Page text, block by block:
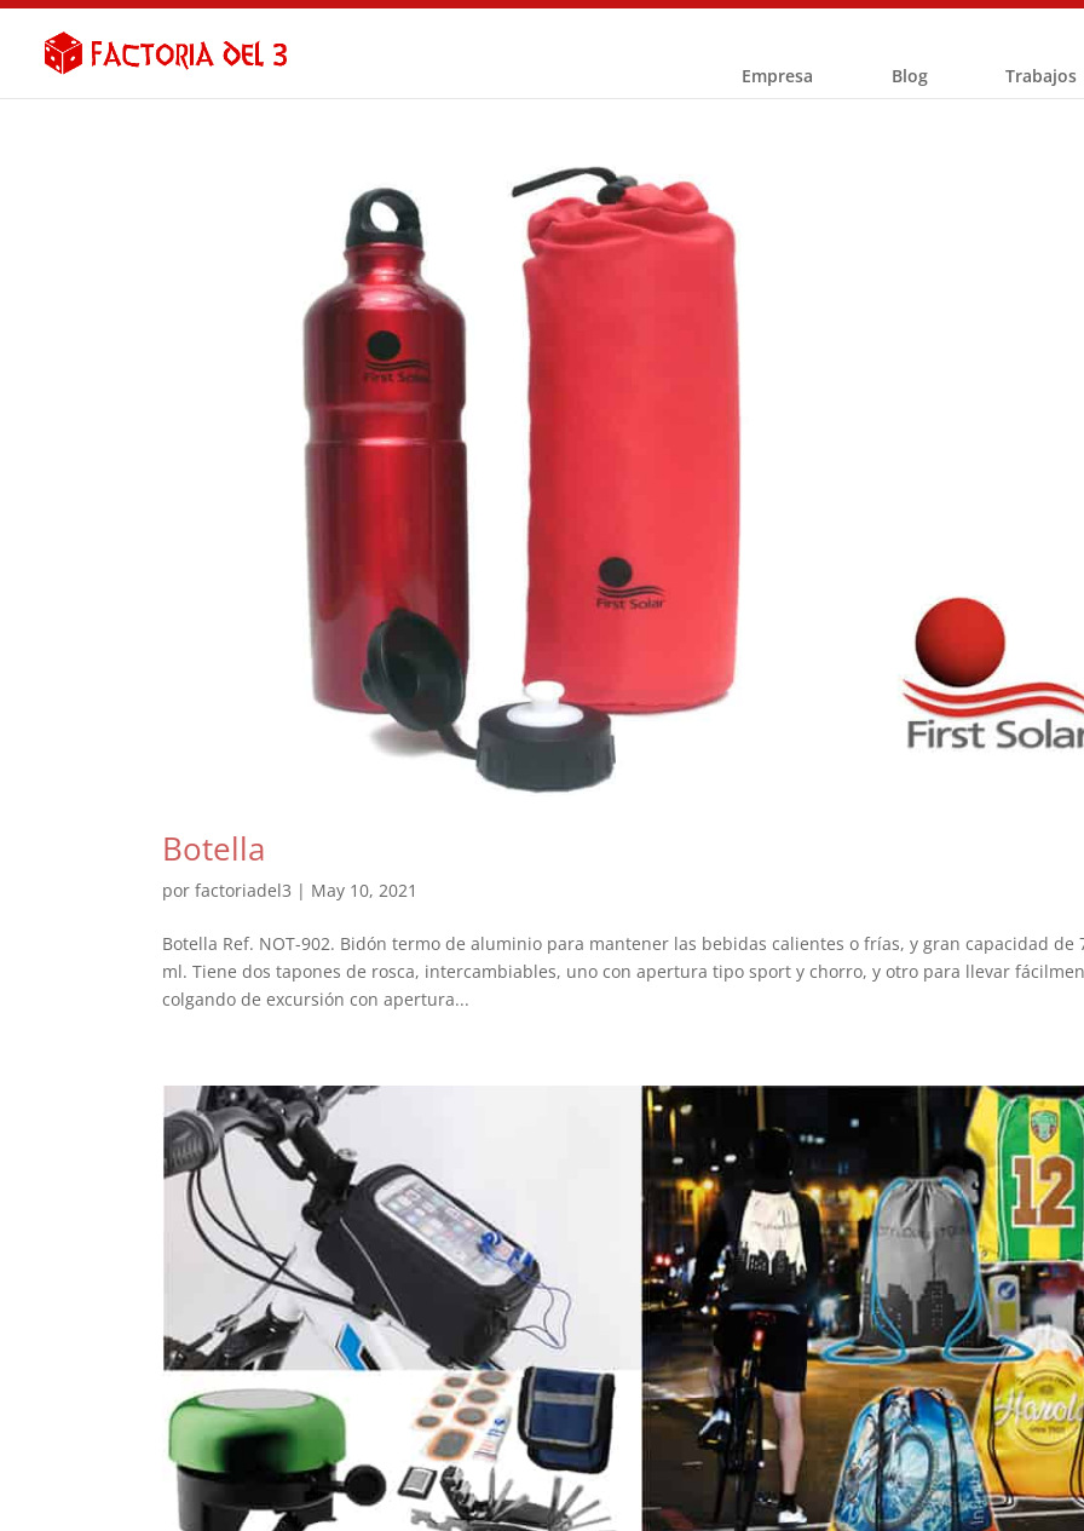
Empresa Blog Trabajos
Botella
porfactoriadel3 | May 10, 2021
Botella Ref. NOT-902. Bidón termo de aluminio para mantener las bebidas calientes o frías, y gran capacidad de
ml. Tiene dos tapones de rosca, intercambiables, uno con apertura tipo sport y chorro, y otro para llevar
colgando de excursión con apertura...